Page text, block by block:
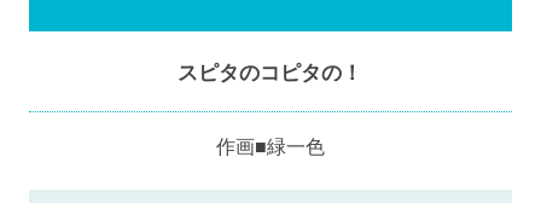
スピタのコピタの！
作画■緑一色